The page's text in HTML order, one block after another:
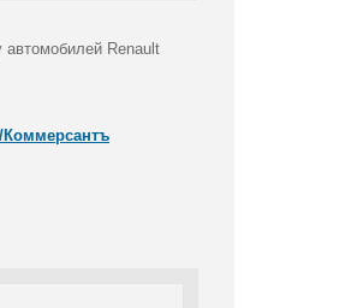
Renault